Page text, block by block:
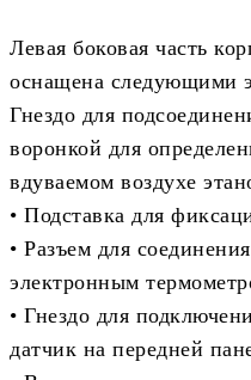
Левая боковая часть
оснащена следующими
Гнездо для
воронкой для
вдуваемом воздухе
• Подставка для
• Разъем для
электронным
• Гнездо для
датчик на передней